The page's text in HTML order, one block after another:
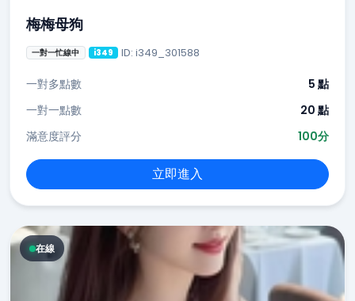
梅梅母狗
一對一忙線中 i349 ID: i349_301588
一對多點數
5 點
一對一點數
20 點
滿意度評分
100分
立即進入
在線